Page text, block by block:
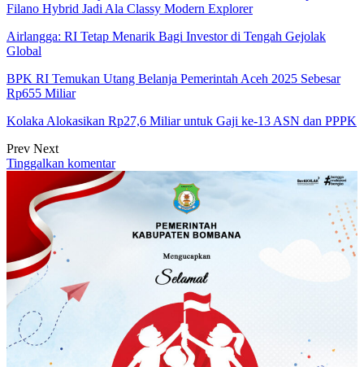
Filano Hybrid Jadi Ala Classy Modern Explorer
Airlangga: RI Tetap Menarik Bagi Investor di Tengah Gejolak
Global
BPK RI Temukan Utang Belanja Pemerintah Aceh 2025 Sebesar
Rp655 Miliar
Kolaka Alokasikan Rp27,6 Miliar untuk Gaji ke-13 ASN dan PPPK
Prev Next
Tinggalkan komentar